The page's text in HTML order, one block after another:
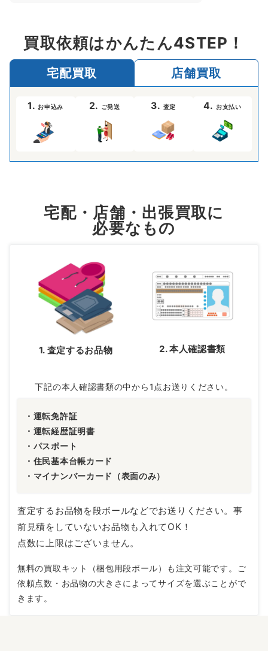
買取依頼はかんたん4STEP！
宅配買取 店舗買取
1.お申込み 2. ご発送 3. 査定 4. お支払い
宅配・店舗・出張買取に
必要なもの
1. 査定するお品物 2. 本人確認書類
下記の本人確認書類の中から1点お送りください。
・運転免許証
・運転経歴証明書
・パスポート
・住民基本台帳カード
・マイナンバーカード（表面のみ）
査定するお品物を段ボールなどでお送りください。事
前見積をしていないお品物も入れてOK！
点数に上限はございません。
無料の買取キット（梱包用段ボール）も注文可能です。ご
依頼点数・お品物の大きさによってサイズを選ぶことがで
きます。